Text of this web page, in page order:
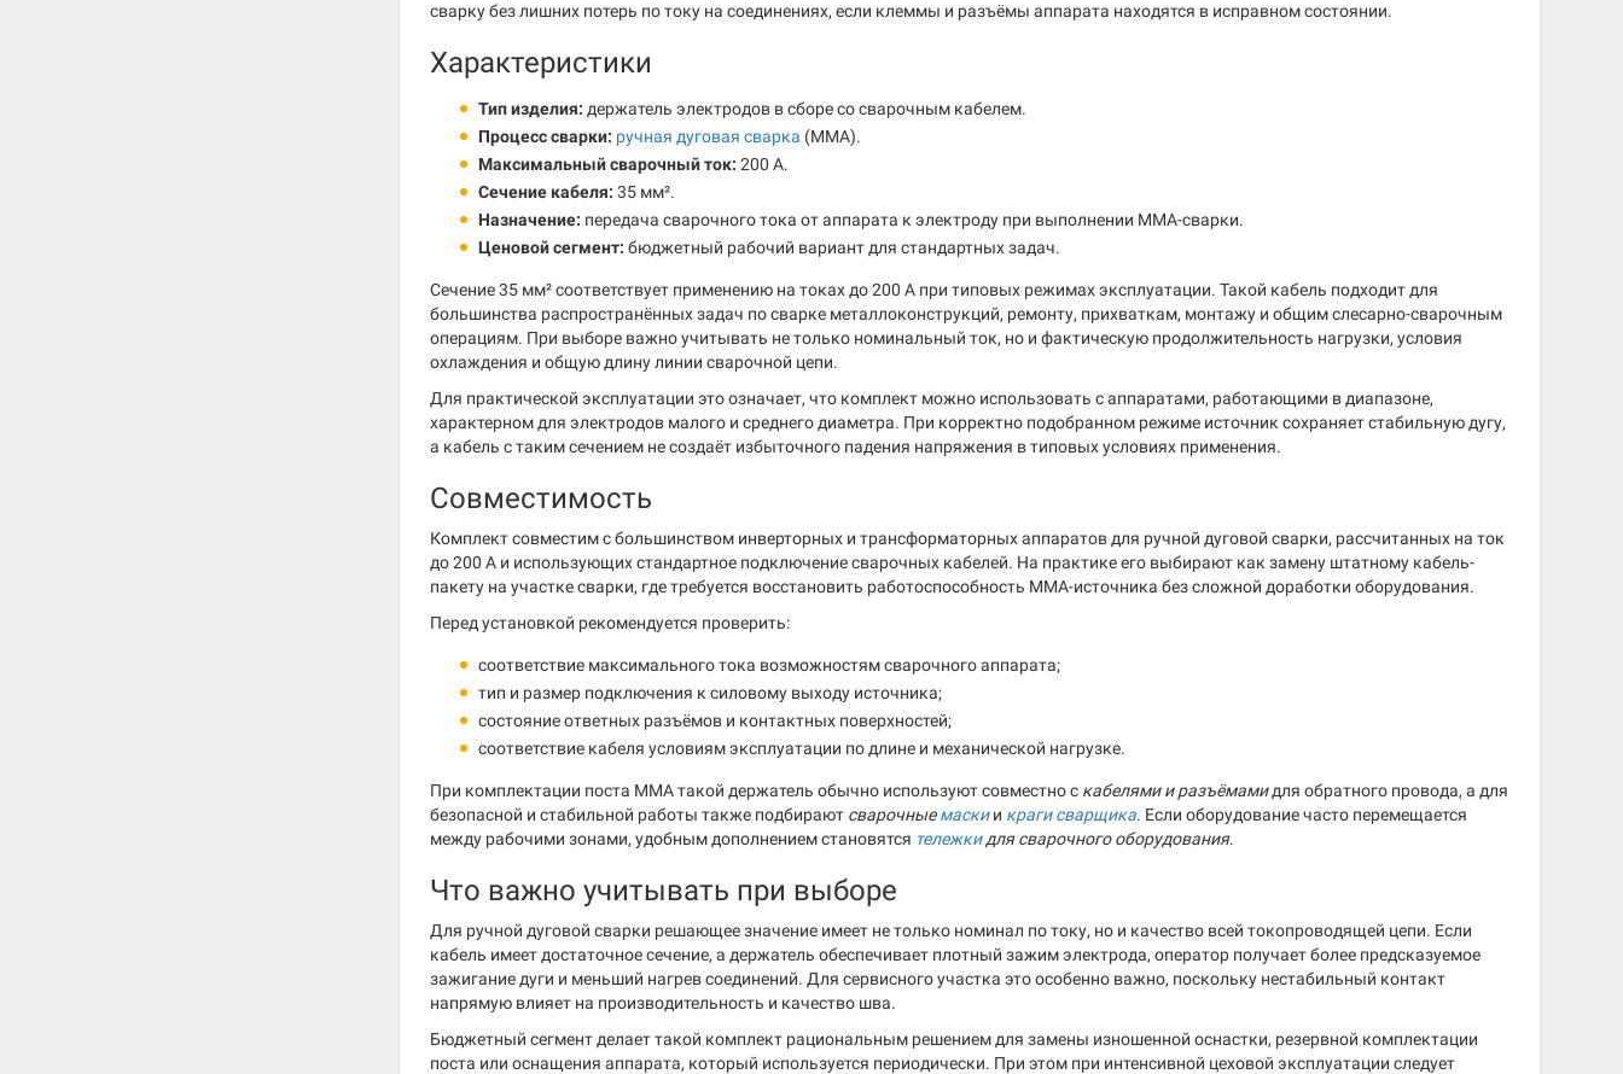
сварку без лишних потерь по току на соединениях, если клеммы и разъёмы аппарата находятся в исправном состоянии.
Характеристики
Тип изделия: держатель электродов в сборе со сварочным кабелем.
Процесс сварки: ручная дуговая сварка (MMA).
Максимальный сварочный ток: 200 А.
Сечение кабеля: 35 мм².
Назначение: передача сварочного тока от аппарата к электроду при выполнении MMA-сварки.
Ценовой сегмент: бюджетный рабочий вариант для стандартных задач.
Сечение 35 мм² соответствует применению на токах до 200 А при типовых режимах эксплуатации. Такой кабель подходит для
большинства распространённых задач по сварке металлоконструкций, ремонту, прихваткам, монтажу и общим слесарно-сварочным
операциям. При выборе важно учитывать не только номинальный ток, но и фактическую продолжительность нагрузки, условия
охлаждения и общую длину линии сварочной цепи.
Для практической эксплуатации это означает, что комплект можно использовать с аппаратами, работающими в диапазоне,
характерном для электродов малого и среднего диаметра. При корректно подобранном режиме источник сохраняет стабильную дугу,
а кабель с таким сечением не создаёт избыточного падения напряжения в типовых условиях применения.
Совместимость
Комплект совместим с большинством инверторных и трансформаторных аппаратов для ручной дуговой сварки, рассчитанных на ток
до 200 А и использующих стандартное подключение сварочных кабелей. На практике его выбирают как замену штатному кабель-
пакету на участке сварки, где требуется восстановить работоспособность MMA-источника без сложной доработки оборудования.
Перед установкой рекомендуется проверить:
соответствие максимального тока возможностям сварочного аппарата;
тип и размер подключения к силовому выходу источника;
состояние ответных разъёмов и контактных поверхностей;
соответствие кабеля условиям эксплуатации по длине и механической нагрузке.
При комплектации поста MMA такой держатель обычно используют совместно с кабелями и разъёмамидля обратного провода, а для
безопасной и стабильной работы также подбирают сварочныемаскии краги сварщика. Если оборудование часто перемещается
между рабочими зонами, удобным дополнением становятся тележкидля сварочного оборудования.
Что важно учитывать при выборе
Для ручной дуговой сварки решающее значение имеет не только номинал по току, но и качество всей токопроводящей цепи. Если
кабель имеет достаточное сечение, а держатель обеспечивает плотный зажим электрода, оператор получает более предсказуемое
зажигание дуги и меньший нагрев соединений. Для сервисного участка это особенно важно, поскольку нестабильный контакт
напрямую влияет на производительность и качество шва.
Бюджетный сегмент делает такой комплект рациональным решением для замены изношенной оснастки, резервной комплектации
поста или оснащения аппарата, который используется периодически. При этом при интенсивной цеховой эксплуатации следует